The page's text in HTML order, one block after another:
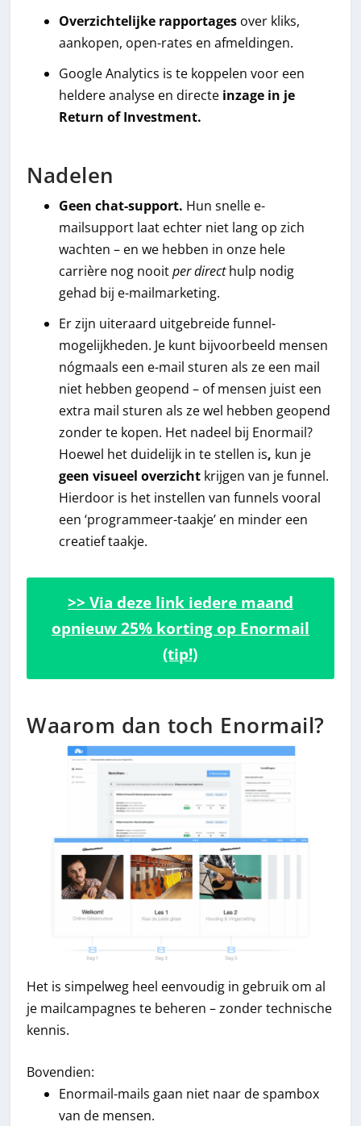
Overzichtelijke rapportages over kliks,
aankopen, open-rates en afmeldingen.
Google Analytics is te koppelen voor een
heldere analyse en directe inzage in je
Return of Investment.
Nadelen
Geen chat-support. Hun snelle e-
mailsupport laat echter niet lang op zich
wachten – en we hebben in onze hele
carrière nog nooitper directhulp nodig
gehad bij e-mailmarketing.
Er zijn uiteraard uitgebreide funnel-
mogelijkheden. Je kunt bijvoorbeeld mensen
nógmaals een e-mail sturen als ze een mail
niet hebben geopend – of mensen juist een
extra mail sturen als ze wel hebben geopend
zonder te kopen. Het nadeel bij Enormail?
Hoewel het duidelijk in te stellen is, kun je
geen visueel overzicht krijgen van je funnel.
Hierdoor is het instellen van funnels vooral
een ‘programmeer-taakje’ en minder een
creatief taakje.
>> Via deze link iedere maand
opnieuw 25% korting op Enormail
(tip!)
Waarom dan toch Enormail?
Het is simpelweg heel eenvoudig in gebruik om al
je mailcampagnes te beheren – zonder technische
kennis.
Bovendien:
Enormail-mails gaan niet naar de spambox
van de mensen.